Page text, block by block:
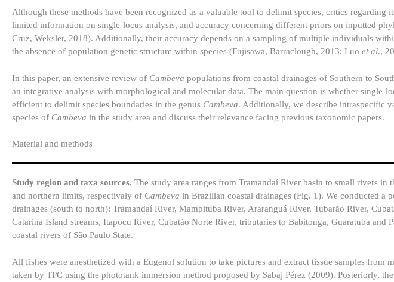
Although these methods have been recognized as a valuable tool to delimit species, critics regarding
limited information on single-locus analysis, and accuracy concerning different priors on inputted
Cruz, Weksler, 2018). Additionally, their accuracy depends on a sampling of multiple individuals
the absence of population genetic structure within species (Fujisawa, Barraclough, 2013; Luo et al.,
In this paper, an extensive review of Cambeva populations from coastal drainages of Southern to
an integrative analysis with morphological and molecular data. The main question is whether single-
efficient to delimit species boundaries in the genus Cambeva. Additionally, we describe intraspecific
species of Cambeva in the study area and discuss their relevance facing previous taxonomic papers.
Material and methods
Study region and taxa sources. The study area ranges from Tramandaí River basin to small rivers in
and northern limits, respectivaly of Cambeva in Brazilian coastal drainages (Fig. 1). We conducted
drainages (south to north): Tramandaí River, Mampituba River, Araranguá River, Tubarão River,
Catarina Island streams, Itapocu River, Cubatão Norte River, tributaries to Babitonga, Guaratuba and
coastal rivers of São Paulo State.
All fishes were anesthetized with a Eugenol solution to take pictures and extract tissue samples from
taken by TPC using the phototank immersion method proposed by Sabaj Pérez (2009). Posteriorly,